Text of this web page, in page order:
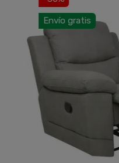
Envío gratis